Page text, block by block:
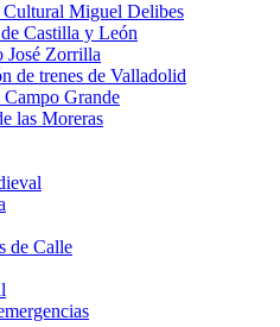
Cultural Miguel Delibes
Castilla y León
José Zorrilla
de trenes de Valladolid
Campo Grande
las Moreras
de Calle